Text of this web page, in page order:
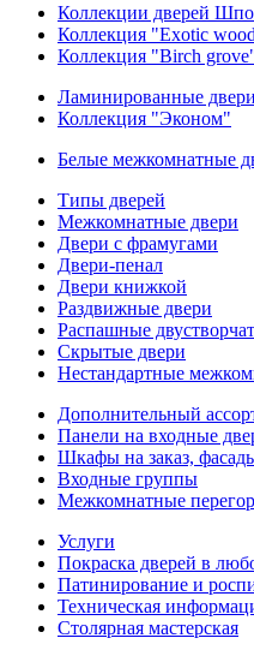
Коллекции дверей
Коллекция "Exotic
Коллекция "Birch
Ламинированные двери
Коллекция "Эконом"
Белые межкомнатные
Типы дверей
Межкомнатные двери
Двери с фрамугами
Двери-пенал
Двери книжкой
Раздвижные двери
Распашные
Скрытые двери
Нестандартные
Дополнительный
Панели на входные
Шкафы на заказ,
Входные группы
Межкомнатные
Услуги
Покраска дверей в
Патинирование и
Техническая
Столярная мастерская